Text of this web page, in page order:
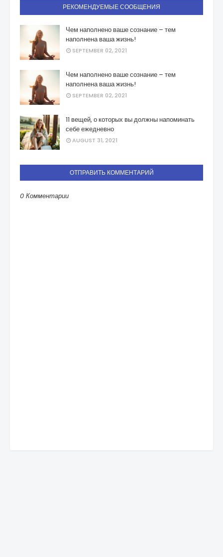
РЕКОМЕНДУЕМЫЕ СООБЩЕНИЯ
Чем наполнено ваше сознание – тем
наполнена ваша жизнь!
SEPTEMBER 02, 2021
Чем наполнено ваше сознание – тем
наполнена ваша жизнь!
SEPTEMBER 02, 2021
11 вещей, о которых вы должны напоминать
себе ежедневно
AUGUST 31, 2021
ОТПРАВИТЬ КОММЕНТАРИЙ
0 Комментарии